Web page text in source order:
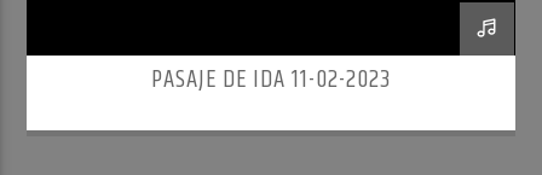
PASAJE DE IDA 11-02-2023